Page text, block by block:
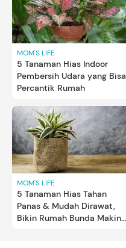
MOM'S LIFE
5 Tanaman Hias Indoor
Pembersih Udara yang Bisa
Percantik Rumah
MOM'S LIFE
5 Tanaman Hias Tahan
Panas & Mudah Dirawat,
Bikin Rumah Bunda Makin